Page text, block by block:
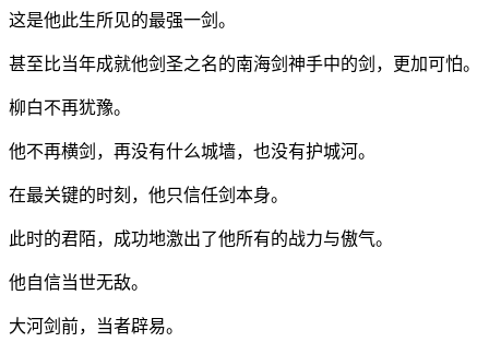
这是他此生所见的最强一剑。
甚至比当年成就他剑圣之名的南海剑神手中的剑，更加可怕。
柳白不再犹豫。
他不再横剑，再没有什么城墙，也没有护城河。
在最关键的时刻，他只信任剑本身。
此时的君陌，成功地激出了他所有的战力与傲气。
他自信当世无敌。
大河剑前，当者辟易。